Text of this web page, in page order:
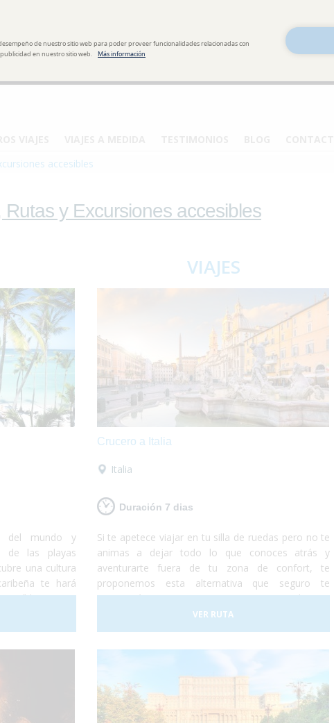
de nuestro sitio web para poder proveer funcionalidades relacionadas con
en nuestro sitio web.
Más información
accesibles
y Excursiones accesibles
VIAJES
del mundo y
de las playas
una cultura
te hará
en un
personas con
por
Crucero a Italia
Italia
Duración 7 dias
Si te apetece viajar en tu silla de ruedas pero no te
animas a dejar todo lo que conoces atrás y
aventurarte fuera de tu zona de confort, te
proponemos esta alternativa que seguro te
encantará. Te proponemos un crucero totalmente
accesible de Barcelona a Roma en el cual te
embarcarás con tu propio vehículo para luego
VER RUTA